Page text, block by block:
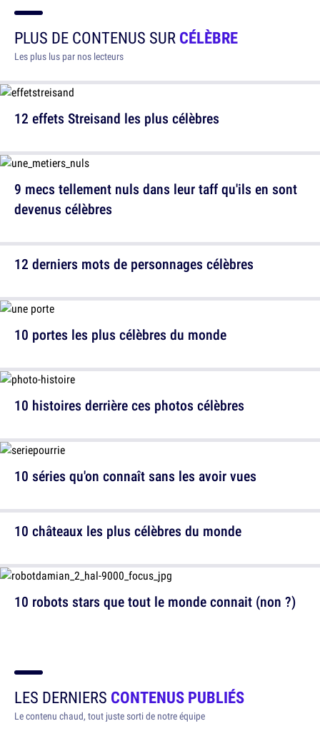
PLUS DE CONTENUS SURCÉLÈBRE
Les plus lus par nos lecteurs
12 effets Streisand les plus célèbres
12 derniers mots de personnages célèbres
10 histoires derrière ces photos célèbres
10 robots stars que tout le monde connait (non ?)
9 mecs tellement nuls dans leur taff qu'ils en sont
devenus célèbres
10 portes les plus célèbres du monde
10 séries qu'on connaît sans les avoir vues
10 châteaux les plus célèbres du monde
LES DERNIERS CONTENUS PUBLIÉS
Le contenu chaud, tout juste sorti de notre équipe